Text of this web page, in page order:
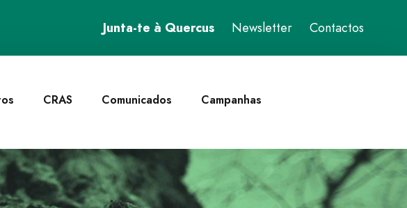
Junta-te à Quercus Newsletter Contactos
CRAS Comunicados Campanhas